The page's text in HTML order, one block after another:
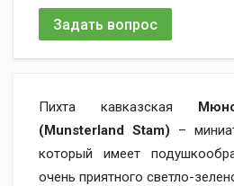
Задать вопрос
Пихта кавказская
(Munsterland Stam) –
который имеет
очень приятного светло-